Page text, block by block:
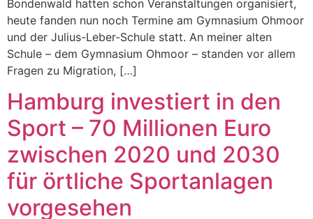
Bondenwald hatten schon Veranstaltungen organisiert,
heute fanden nun noch Termine am Gymnasium Ohmoor
und der Julius-Leber-Schule statt. An meiner alten
Schule – dem Gymnasium Ohmoor – standen vor allem
Fragen zu Migration, […]
Hamburg investiert in den
Sport – 70 Millionen Euro
zwischen 2020 und 2030
für örtliche Sportanlagen
vorgesehen